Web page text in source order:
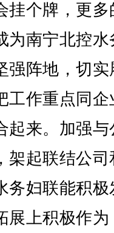
挂个牌，更
为南宁北控
强阵地，切
工作重点同
起来。加强
架起联结公
务妇联能积
展上积极作